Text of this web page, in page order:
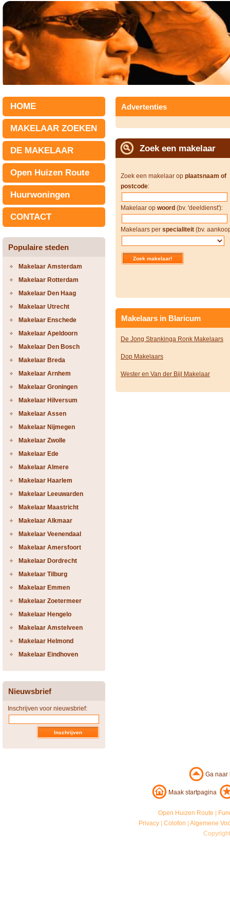
HOME
MAKELAAR ZOEKEN
DE MAKELAAR
Open Huizen Route
Huurwoningen
CONTACT
Populaire steden
Makelaar Amsterdam
Makelaar Rotterdam
Makelaar Den Haag
Makelaar Utrecht
Makelaar Enschede
Makelaar Apeldoorn
Makelaar Den Bosch
Makelaar Breda
Makelaar Arnhem
Makelaar Groningen
Makelaar Hilversum
Makelaar Assen
Makelaar Nijmegen
Makelaar Zwolle
Makelaar Ede
Makelaar Almere
Makelaar Haarlem
Makelaar Leeuwarden
Makelaar Maastricht
Makelaar Alkmaar
Makelaar Veenendaal
Makelaar Amersfoort
Makelaar Dordrecht
Makelaar Tilburg
Makelaar Emmen
Makelaar Zoetermeer
Makelaar Hengelo
Makelaar Amstelveen
Makelaar Helmond
Makelaar Eindhoven
Nieuwsbrief
Inschrijven voor nieuwsbrief:
Advertenties
Zoek een makelaar
Zoek een makelaar op plaatsnaam of
postcode:
Makelaar op woord (bv. 'deeldienst'):
Makelaars per specialiteit (bv.
Makelaars in Blaricum
De Jong Strankinga Ronk Makelaars
Dop Makelaars
Wester en Van der Bijl Makelaar
Ga
Maak startpagina
Open Huizen Route
Privacy |Colofon |Algemene